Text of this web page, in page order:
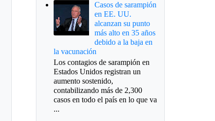
Casos de sarampión
en EE. UU.
alcanzan su punto
más alto en 35 años
debido a la baja en
la vacunación
Los contagios de sarampión en
Estados Unidos registran un
aumento sostenido,
contabilizando más de 2,300
casos en todo el país en lo que va
...